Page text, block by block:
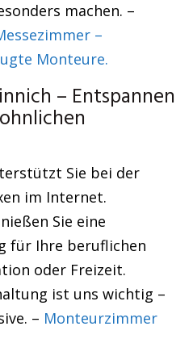
machen. –
–
Monteure.
– Entspannen
Sie bei der
im Internet.
Sie eine
für Ihre beruflichen
oder Freizeit.
ist uns wichtig –
– Monteurzimmer